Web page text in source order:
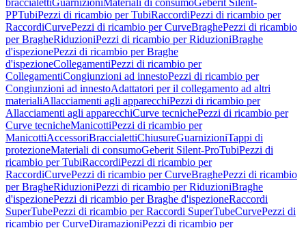
braccialettiGuarnizioniMateriali di consumoGeberit Silent-
PPTubiPezzi di ricambio per TubiRaccordiPezzi di ricambio per
RaccordiCurvePezzi di ricambio per CurveBraghePezzi di ricambio
per BragheRiduzioniPezzi di ricambio per RiduzioniBraghe
d'ispezionePezzi di ricambio per Braghe
d'ispezioneCollegamentiPezzi di ricambio per
CollegamentiCongiunzioni ad innestoPezzi di ricambio per
Congiunzioni ad innestoAdattatori per il collegamento ad altri
materialiAllacciamenti agli apparecchiPezzi di ricambio per
Allacciamenti agli apparecchiCurve tecnichePezzi di ricambio per
Curve tecnicheManicottiPezzi di ricambio per
ManicottiAccessoriBraccialettiChiusureGuarnizioniTappi di
protezioneMateriali di consumoGeberit Silent-ProTubiPezzi di
ricambio per TubiRaccordiPezzi di ricambio per
RaccordiCurvePezzi di ricambio per CurveBraghePezzi di ricambio
per BragheRiduzioniPezzi di ricambio per RiduzioniBraghe
d'ispezionePezzi di ricambio per Braghe d'ispezioneRaccordi
SuperTubePezzi di ricambio per Raccordi SuperTubeCurvePezzi di
ricambio per CurveDiramazioniPezzi di ricambio per